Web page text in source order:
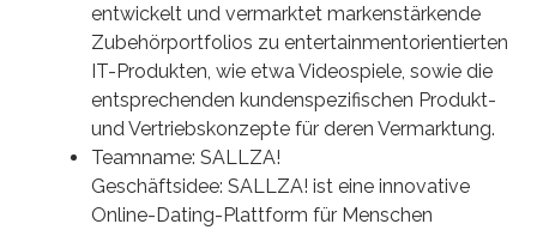
entwickelt und vermarktet markenstärkende
Zubehörportfolios zu entertainmentorientierten
IT-Produkten, wie etwa Videospiele, sowie die
entsprechenden kundenspezifischen Produkt-
und Vertriebskonzepte für deren Vermarktung.
Teamname: SALLZA!
Geschäftsidee: SALLZA! ist eine innovative
Online-Dating-Plattform für Menschen